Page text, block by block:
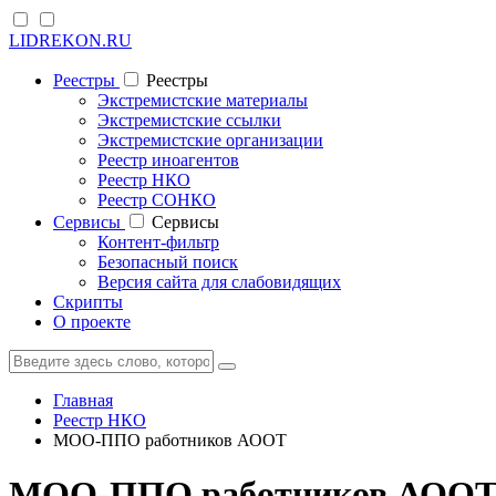
LIDREKON.RU
Реестры
Реестры
Экстремистские материалы
Экстремистские ссылки
Экстремистские организации
Реестр иноагентов
Реестр НКО
Реестр СОНКО
Cервисы
Cервисы
Контент-фильтр
Безопасный поиск
Версия сайта для слабовидящих
Скрипты
О проекте
Главная
Реестр НКО
МОО-ППО работников АООТ